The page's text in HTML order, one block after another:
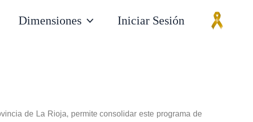
Dimensiones Iniciar Sesión
de La Rioja, permite consolidar este programa de